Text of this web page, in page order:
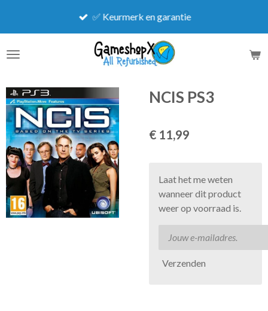
de
✅ Keurmerk en garantie
NCIS PS3
€ 11,99
Laat het me weten
wanneer dit product
weer op voorraad is.
Verzenden